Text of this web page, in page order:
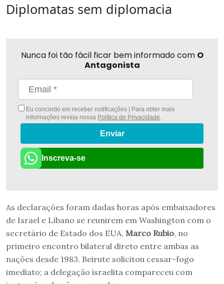
Diplomatas sem diplomacia
Nunca foi tão fácil ficar bem informado com O
Antagonista
Eu concordo em receber notificações | Para obter mais
informações reveja nossa Política de Privacidade.
Enviar
Inscreva-se
As declarações foram dadas horas após embaixadores
de Israel e Líbano se reunirem em Washington com o
secretário de Estado dos EUA, Marco Rubio, no
primeiro encontro bilateral direto entre ambas as
nações desde 1983. Beirute solicitou cessar-fogo
imediato; a delegação israelita compareceu com